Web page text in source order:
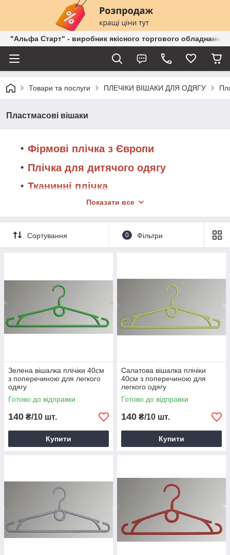
"Альфа Старт" - виробник якісного торгового обладнання
Товари та послуги ПЛЕЧІКИ ВІШАКИ ДЛЯ ОДЯГУ
Пластмасові вішаки
Фірмові плічка з Європи
Плічка для дитячого одягу
Тканинні плічка
Плічка дерев'яні
Металеві плічка
Пластикові плічка з металевим
Вішалки для білизни
Знімні поперечини на плічка
Багатоярусні плічка вішалки
Обов'язково почитайте статтю"Як
можна цікаво використовувати в побуті
стару непотрібну вішалку-плічко для
одягу". Вам обов'язково
сподобається!!! Дайте вашої давно
купленої і вже не потрібної речі друге
дихання!!!
Показати все
Сортування 0 Фільтри
Зелена вішалка плічіки 40см
з поперечиною для легкого
одягу
Готово до відправки
140 ₴/10 шт.
Купити
Салатова вішалка плічіки
40см з поперечиною для
легкого одягу
Готово до відправки
140 ₴/10 шт.
Купити